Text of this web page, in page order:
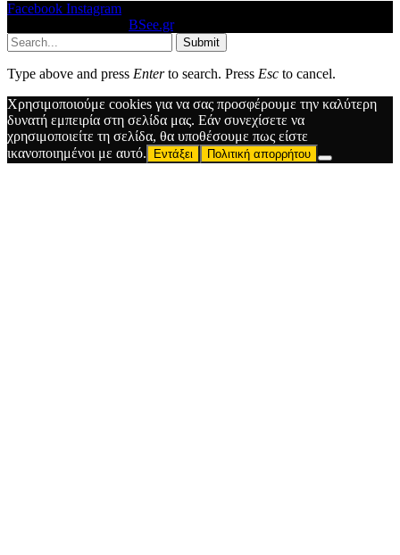
Facebook Instagram
BSee.gr.
Submit
Type above and press Enterto search. Press Esc to cancel.
Χρησιμοποιούμε cookies για να σας προσφέρουμε την καλύτερη
δυνατή εμπειρία στη σελίδα μας. Εάν συνεχίσετε να
χρησιμοποιείτε τη σελίδα, θα υποθέσουμε πως είστε
ικανοποιημένοι με αυτό.
Εντάξει Πολιτική απορρήτου